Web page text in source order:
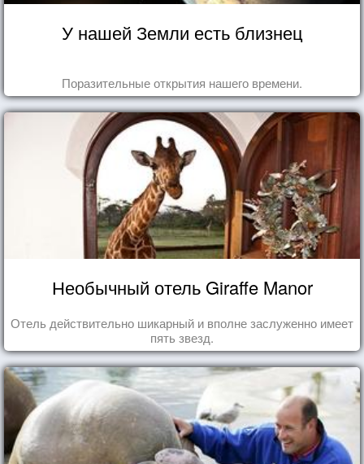
У нашей Земли есть близнец
Поразительные открытия нашего времени.
Необычный отель Giraffe Manor
Отель действительно шикарный и вполне заслуженно имеет
пять звезд.